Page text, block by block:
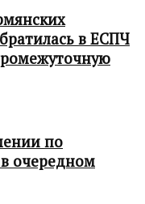
в ЕСПЧ
по
очередном